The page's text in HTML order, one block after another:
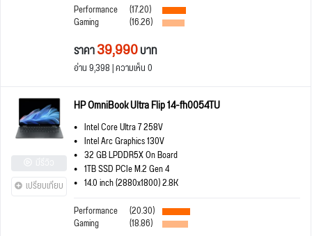
Performance
(17.20)
Gaming (16.26)
ราคา39,990บาท
อ่าน 9,398 | ความเห็น 0
เปรียบเทียบ
HP OmniBook Ultra Flip 14-fh0054TU
Intel Core Ultra 7 258V
Intel Arc Graphics 130V
32 GB LPDDR5X On Board
1TB SSD PCIe M.2 Gen 4
14.0 inch (2880x1800) 2.8K
Performance
(20.30)
Gaming (18.86)